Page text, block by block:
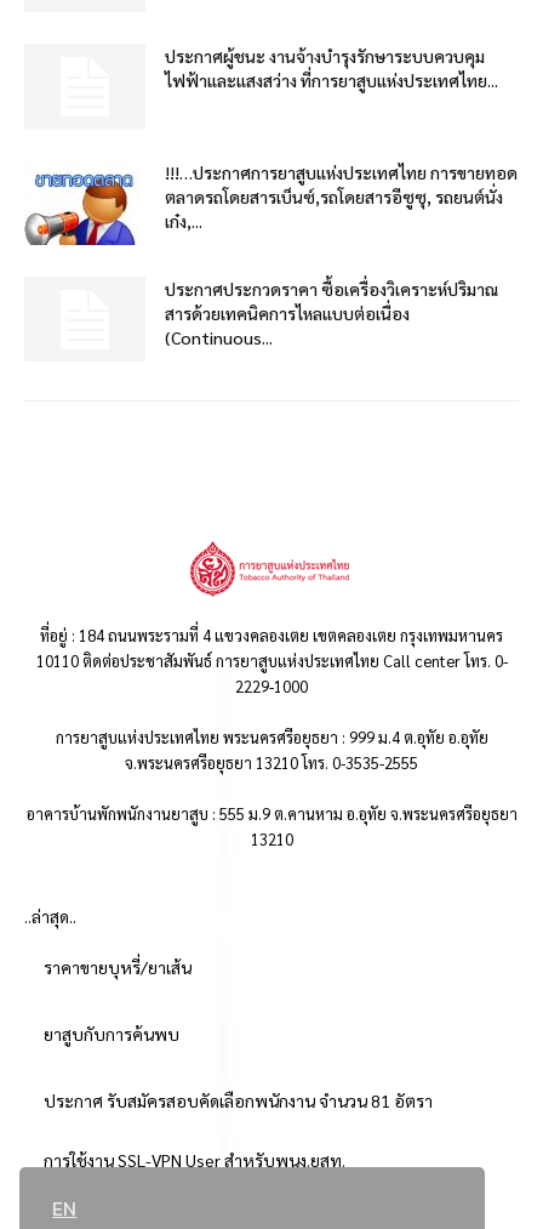
EN
ประกาศผู้ชนะ งานจ้างบำรุงรักษาระบบควบคุม
ไฟฟ้าและแสงสว่าง ที่การยาสูบแห่งประเทศไทย...
!!!…ประกาศการยาสูบแห่งประเทศไทย การขายทอด
ตลาดรถโดยสารเบ็นซ์,รถโดยสารอีซูซุ, รถยนต์นั่ง
เก๋ง,...
ประกาศประกวดราคา ซื้อเครื่องวิเคราะห์ปริมาณ
สารด้วยเทคนิคการไหลแบบต่อเนื่อง
(Continuous...
ที่อยู่ : 184 ถนนพระรามที่ 4 แขวงคลองเตย เขตคลองเตย กรุงเทพมหานคร
10110 ติดต่อประชาสัมพันธ์ การยาสูบแห่งประเทศไทย Call center โทร. 0-
2229-1000
การยาสูบแห่งประเทศไทย พระนครศรีอยุธยา : 999 ม.4 ต.อุทัย อ.อุทัย
จ.พระนครศรีอยุธยา 13210 โทร. 0-3535-2555
อาคารบ้านพักพนักงานยาสูบ : 555 ม.9 ต.คานหาม อ.อุทัย จ.พระนครศรีอยุธยา
13210
..ล่าสุด..
ราคาขายบุหรี่/ยาเส้น
ยาสูบกับการค้นพบ
ประกาศ รับสมัครสอบคัดเลือกพนักงาน จำนวน 81 อัตรา
การใช้งาน SSL-VPN User สำหรับพนง.ยสท.